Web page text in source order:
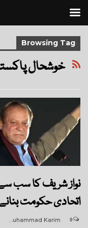
Browsing Tag
خوشحال
نواز شریف کا سب سے
اتحادی حکومت
Muhammad Karim